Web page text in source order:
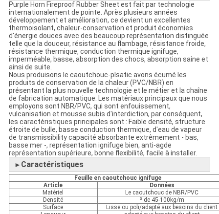
Purple Horn Fireproof Rubber Sheet est fait par technologie
internationalement de pointe. Après plusieurs années
développement et amélioration, ce devient un excellentes
thermoisolant, chaleur-conservation et produit économies
d'énergie douces avec des beaucoup représentation distinguée
telle que la douceur, résistance au flambage, résistance froide,
résistance thermique, conduction thermique ignifuge,
imperméable, basse, absorption des chocs, absorption saine et
ainsi de suite.
Nous produisons le caoutchouc-plsatic avons écumé les
produits de conservation de la chaleur (PVC/NBR) en
présentant la plus nouvelle technologie et le métier et la chaîne
de fabrication automatique. Les matériaux principaux que nous
employons sont NBR/PVC, qui sont enfouissement,
vulcanisation et mousse subis d'interdiction, par conséquent,
les caractéristiques principales sont : Faible densité, structure
étroite de bulle, basse conduction thermique, d'eau de vapeur
de transmissibility capacité absorbante extrêmement - bas,
basse mer -, représentation ignifuge bien, anti-agde
représentation supérieure, bonne flexibilité, facile à installer.
► Caractéristiques
Feuille en caoutchouc ignifuge
Article
Données
Matériel
Le caoutchouc de NBR/PVC
Densité
³ de 45-100kg/m
Surface
Lisse ou poli/adapté aux besoins du client